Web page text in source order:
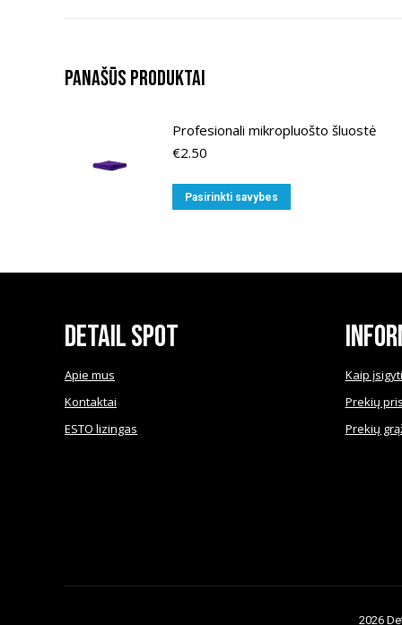
Panašūs produktai
Profesionali mikropluošto šluostė
€2.50
Pasirinkti savybes
Detail Spot
Apie mus
Kontaktai
ESTO lizingas
Kaip įsigyti
Prekių
Prekių
2026